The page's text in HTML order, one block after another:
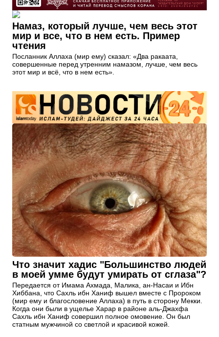
Намаз, который лучше, чем весь этот
мир и все, что в нем есть. Пример
чтения
Посланник Аллаха (мир ему) сказал: «Два ракаата,
совершенные перед утренним намазом, лучше, чем весь
этот мир и всё, что в нем есть».
Что значит хадис "Большинство людей
в моей умме будут умирать от сглаза"?
Передается от Имама Ахмада, Малика, ан-Насаи и Ибн
Хиббана, что Сахль ибн Ханиф вышел вместе с Пророком
(мир ему и благословение Аллаха) в путь в сторону Мекки.
Когда они были в ущелье Харар в районе аль-Джахфа
Сахль ибн Ханиф совершил полное омовение. Он был
статным мужчиной со светлой и красивой кожей.